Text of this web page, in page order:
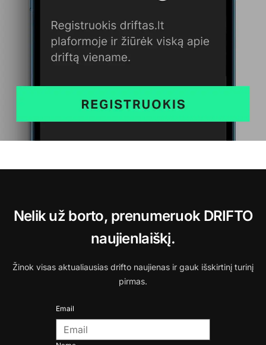
Nelik už borto, prenumeruok DRIFTO
naujienlaiškį.
Žinok visas aktualiausias drifto naujienas ir gauk išskirtinį turinį
pirmas.
Email